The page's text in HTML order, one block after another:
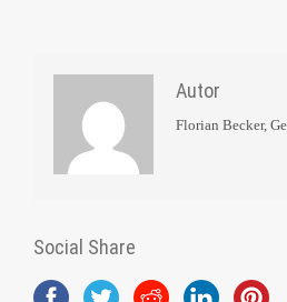
Autor
Florian Becker,
Social Share